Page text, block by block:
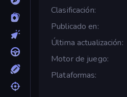
Clasificación
Publicado en
Última actualización
Motor de juego
Plataformas